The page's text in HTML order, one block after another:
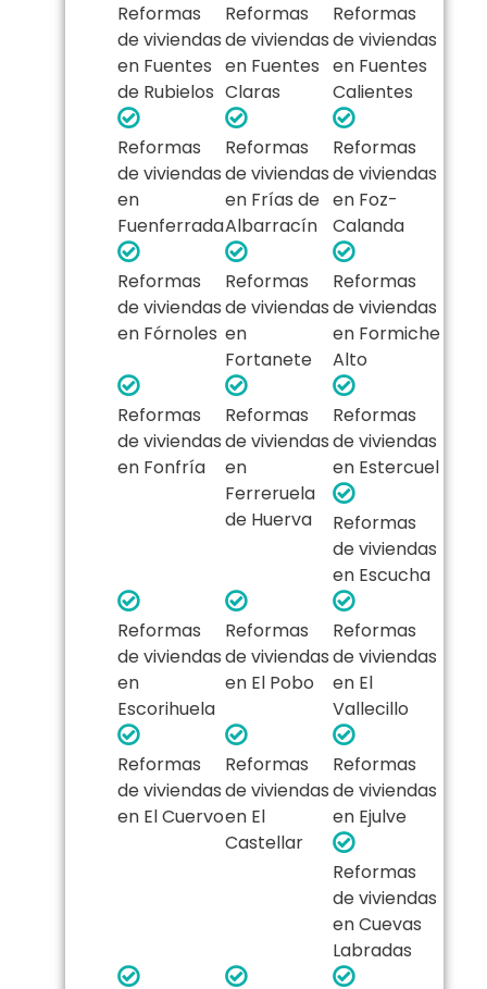
Reformas
de viviendas
en Fuentes
de Rubielos
Reformas
de viviendas
en Fuentes
Claras
Reformas
de viviendas
en Fuentes
Calientes
Reformas
de viviendas
en
Fuenferrada
Reformas
de viviendas
en Frías de
Albarracín
Reformas
de viviendas
en Foz-
Calanda
Reformas
de viviendas
en Fórnoles
Reformas
de viviendas
en
Fortanete
Reformas
de viviendas
en Formiche
Alto
Reformas
de viviendas
en Fonfría
Reformas
de viviendas
en
Ferreruela
de Huerva
Reformas
de viviendas
en Estercuel
Reformas
de viviendas
en Escucha
Reformas
de viviendas
en
Escorihuela
Reformas
de viviendas
en El Pobo
Reformas
de viviendas
en El
Vallecillo
Reformas
de viviendas
en El Cuervo
Reformas
de viviendas
en El
Castellar
Reformas
de viviendas
en Ejulve
Reformas
de viviendas
en Cuevas
Labradas